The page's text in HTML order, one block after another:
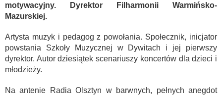
motywacyjny. Dyrektor Filharmonii Warmińsko-
Mazurskiej.
Artysta muzyk i pedagog z powołania. Społecznik, inicjator
powstania Szkoły Muzycznej w Dywitach i jej pierwszy
dyrektor. Autor dziesiątek scenariuszy koncertów dla dzieci i
młodzieży.
Na antenie Radia Olsztyn w barwnych, pełnych anegdot